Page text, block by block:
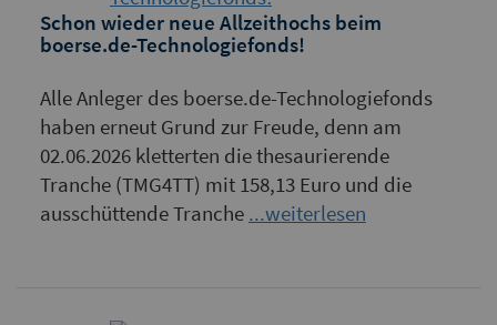
Schon wieder neue Allzeithochs beim
boerse.de-Technologiefonds!
Alle Anleger des boerse.de-Technologiefonds
haben erneut Grund zur Freude, denn am
02.06.2026 kletterten die thesaurierende
Tranche (TMG4TT) mit 158,13 Euro und die
ausschüttende Tranche ...weiterlesen